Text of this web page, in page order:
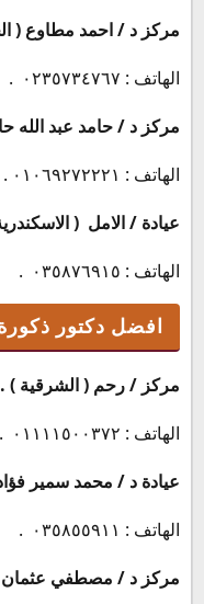
مركز د / احمد مطاوع (
الهاتف : ٠٢٣٥٧٣٤٧٦٧ .
مركز د / حامد عبد الله
الهاتف : ٠١٠٦٩٢٧٢٢٢١ .
عيادة / الامل (
الهاتف : ٠٣٥٨٧٦٩١٥ .
افضل دكتور
مركز / رحم ( الشرقية ) .
الهاتف : ٠١١١١٥٠٠٣٧٢ .
عيادة د / محمد سمير
الهاتف : ٠٣٥٨٥٥٩١١ .
مركز د / مصطفي عثمان